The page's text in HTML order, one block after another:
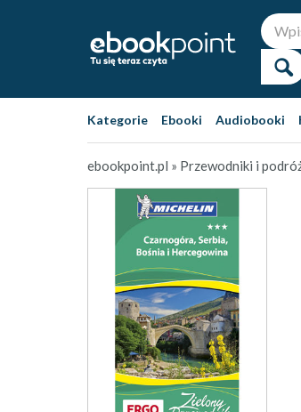
Kategorie Ebooki Audiobooki
ebookpoint.pl » Przewodniki i